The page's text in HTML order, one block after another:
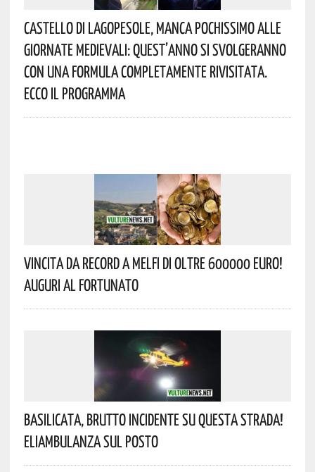
Castello Di Lagopesole, Manca Pochissimo Alle
Giornate Medievali: Quest’anno Si Svolgeranno
Con Una Formula Completamente Rivisitata.
Ecco Il Programma
Vincita Da Record A Melfi Di Oltre 600000 Euro!
Auguri Al Fortunato
Basilicata, Brutto Incidente Su Questa Strada!
Eliambulanza Sul Posto